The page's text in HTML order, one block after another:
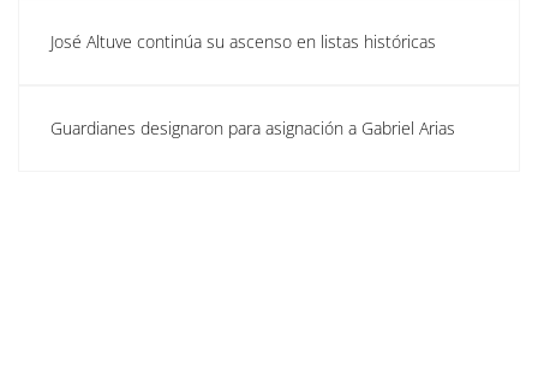
José Altuve continúa su ascenso en listas históricas
Guardianes designaron para asignación a Gabriel Arias